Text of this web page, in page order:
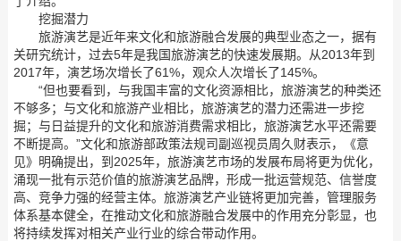
挖掘潜力
旅游演艺是近年来文化和旅游融合发展的典型业态之一，据有
关研究统计，过去5年是我国旅游演艺的快速发展期。从2013年到
2017年，演艺场次增长了61%，观众人次增长了145%。
“但也要看到，与我国丰富的文化资源相比，旅游演艺的种类还
不够多；与文化和旅游产业相比，旅游演艺的潜力还需进一步挖
掘；与日益提升的文化和旅游消费需求相比，旅游演艺水平还需要
不断提高。”文化和旅游部政策法规司副巡视员周久财表示，《意
见》明确提出，到2025年，旅游演艺市场的发展布局将更为优化，
涌现一批有示范价值的旅游演艺品牌，形成一批运营规范、信誉度
高、竞争力强的经营主体。旅游演艺产业链将更加完善，管理服务
体系基本健全，在推动文化和旅游融合发展中的作用充分彰显，也
将持续发挥对相关产业行业的综合带动作用。